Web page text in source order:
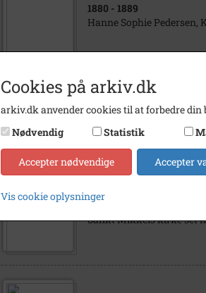
1880 - 1889
Hanne Sophie Pedersen,
1866- 1883
1866
Sankt Mikkels kirke set
Cookies på arkiv.dk
arkiv.dk anvender cookies til at forbedre
Nødvendig
Statistik
Accepter nødvendige Accepter
Vis cookie oplysninger